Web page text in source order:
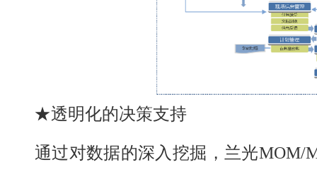
★透明化的决策支持
通过对数据的深入挖掘，兰光MOM/